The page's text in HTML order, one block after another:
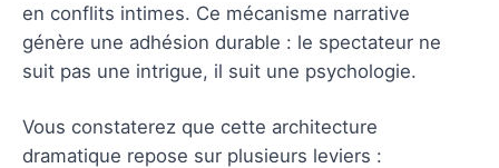
en conflits intimes. Ce mécanisme narrative
génère une adhésion durable : le spectateur ne
suit pas une intrigue, il suit une psychologie.
Vous constaterez que cette architecture
dramatique repose sur plusieurs leviers :